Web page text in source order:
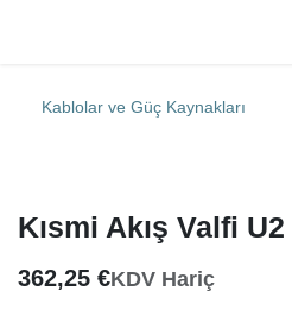
Kablolar ve Güç Kaynakları
Kısmi Akış Valfi
362,25 €KDV Hariç